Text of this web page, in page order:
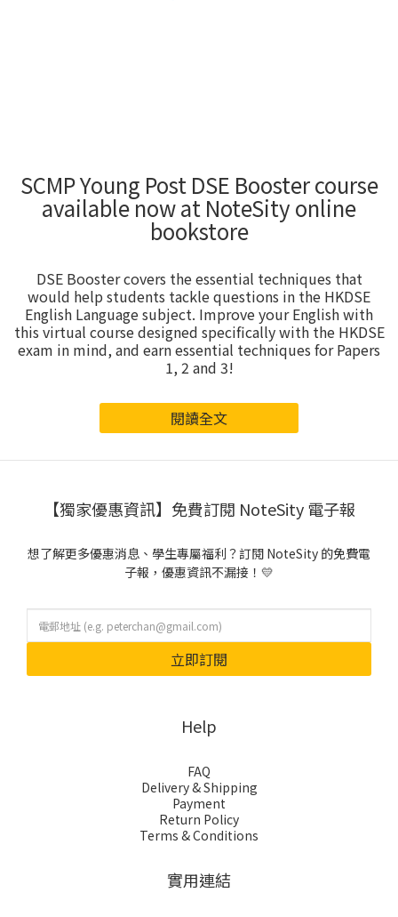
SCMP Young Post DSE Booster course
available now at NoteSity online
bookstore
DSE Booster covers the essential techniques that
would help students tackle questions in the HKDSE
English Language subject. Improve your English with
this virtual course designed specifically with the HKDSE
exam in mind, and earn essential techniques for Papers
1, 2 and 3!
閱讀全文
【獨家優惠資訊】免費訂閱 NoteSity 電子報
想了解更多優惠消息、學生專屬福利？訂閱 NoteSity 的免費電
子報，優惠資訊不漏接！💛
立即訂閱
Help
FAQ
Delivery & Shipping
Payment
Return Policy
Terms & Conditions
實用連結